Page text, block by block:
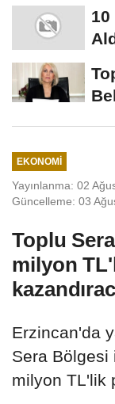
10
EKONOMI
Yayınlanma: 02
Güncelleme: 03
Toplu
milyon
Erzincan'da
Sera Bölgesi
milyon TL'lik